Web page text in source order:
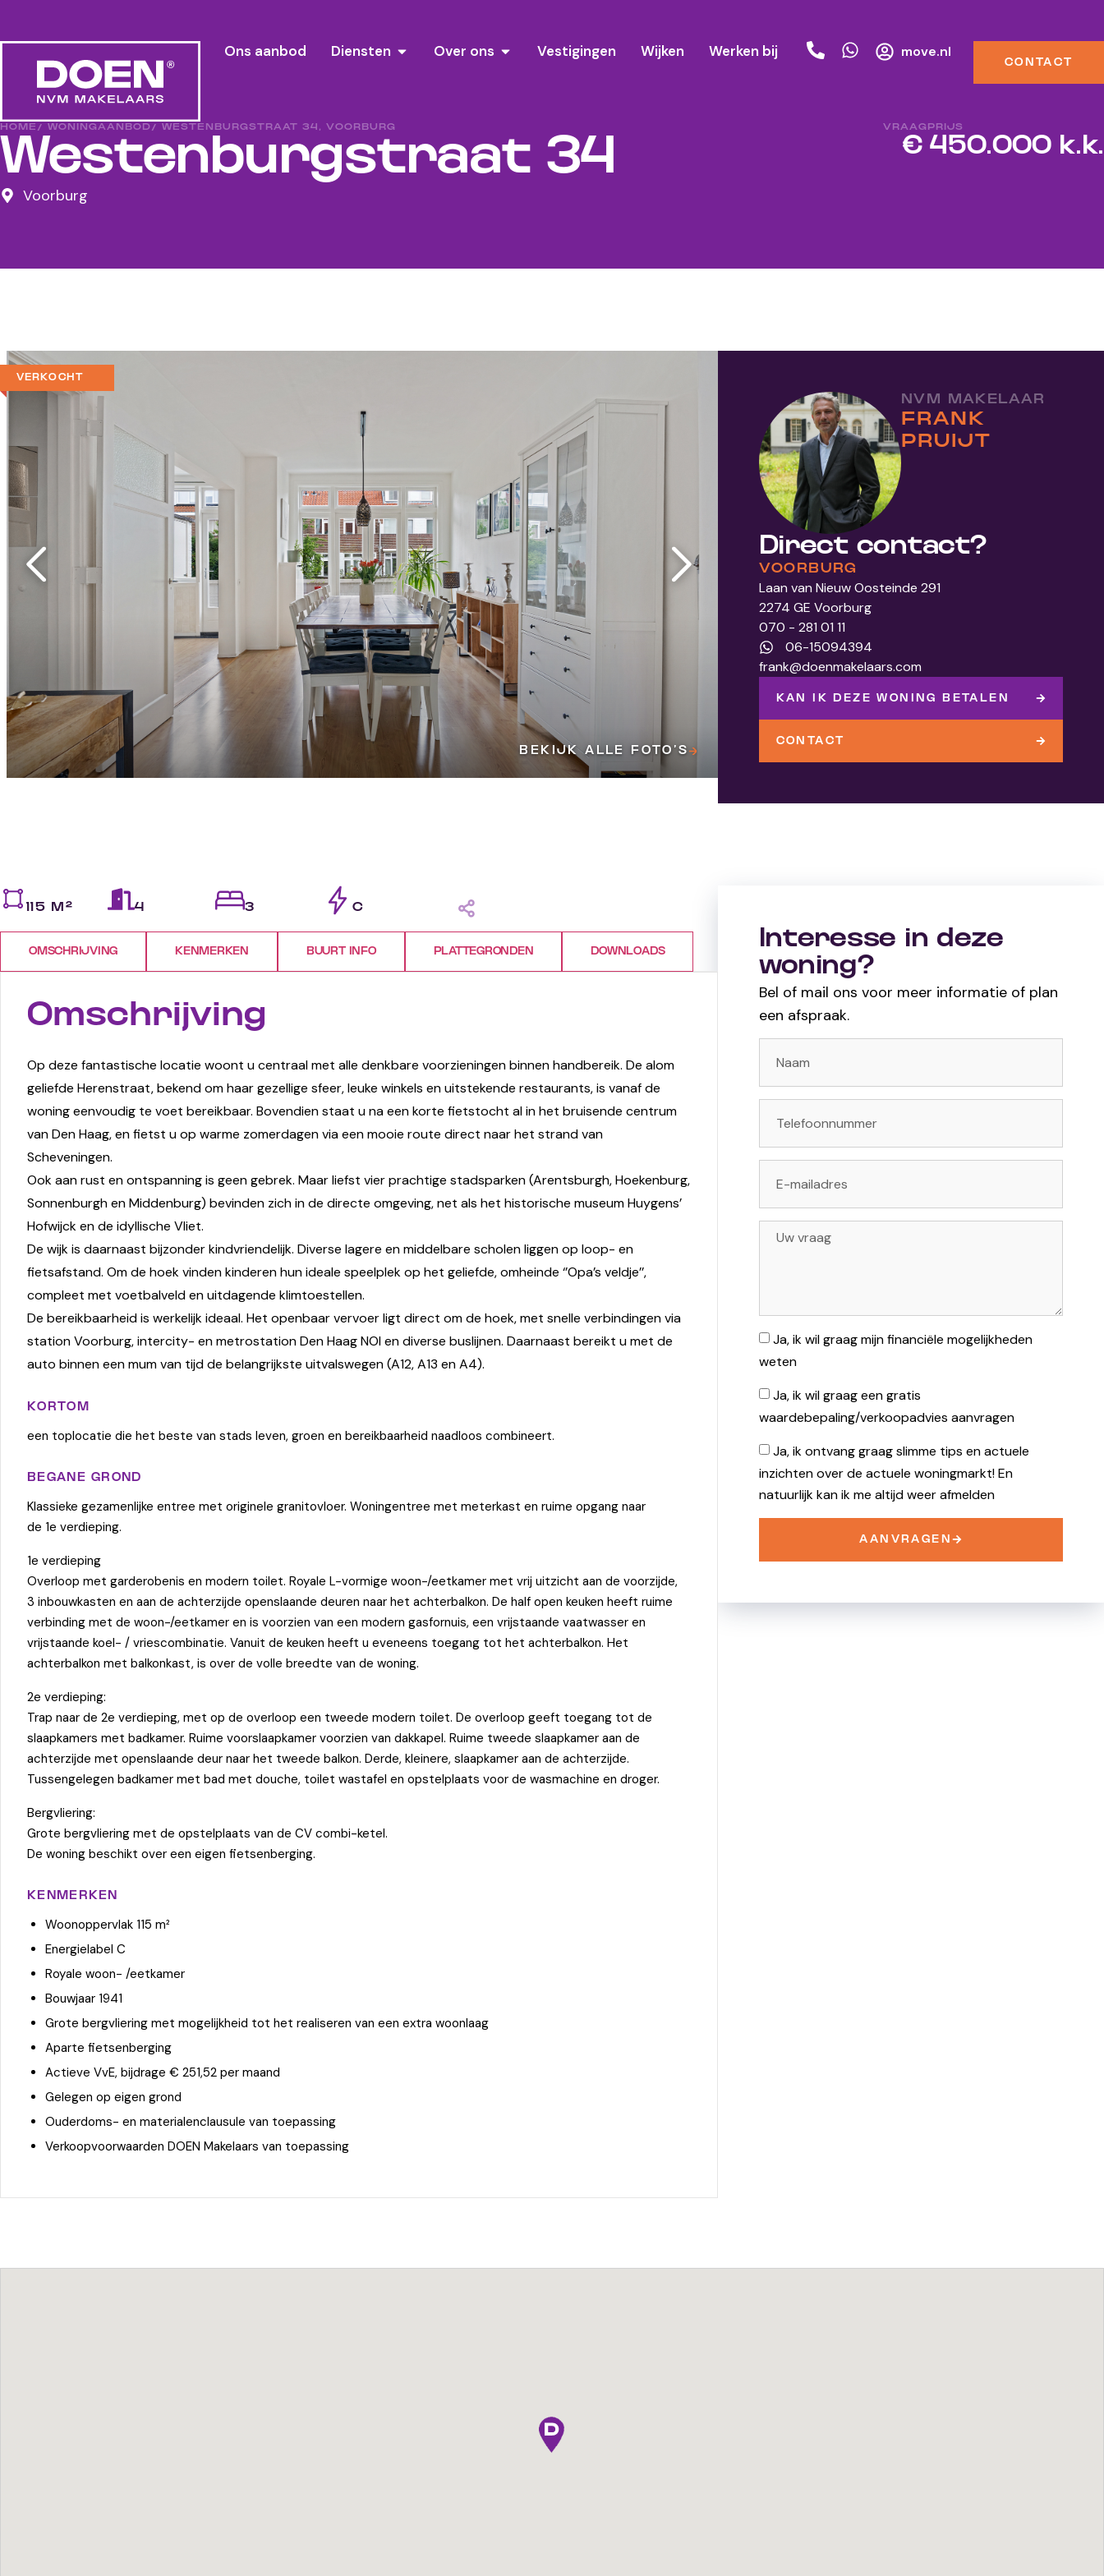
Ons aanbod Diensten Over ons Vestigingen Wijken Werken bij move.nl
CONTACT
HOME / WONINGAANBOD / WESTENBURGSTRAAT 34, VOORBURG
Westenburgstraat 34
Voorburg
VRAAGPRIJS
€ 450.000 k.k.
VERKOCHT
BEKIJK ALLE FOTO’S
NVM MAKELAAR
FRANK
PRUIJT
Direct contact?
VOORBURG
Laan van Nieuw Oosteinde 291
2274 GE Voorburg
070 - 281 01 11
06-15094394
frank@doenmakelaars.com
KAN IK DEZE WONING BETALEN
CONTACT
115 M² 4 3 C
OMSCHRIJVING KENMERKEN BUURT INFO PLATTEGRONDEN DOWNLOADS
Omschrijving
Op deze fantastische locatie woont u centraal met alle denkbare voorzieningen binnen handbereik. De alom
geliefde Herenstraat, bekend om haar gezellige sfeer, leuke winkels en uitstekende restaurants, is vanaf de
woning eenvoudig te voet bereikbaar. Bovendien staat u na een korte fietstocht al in het bruisende centrum
van Den Haag, en fietst u op warme zomerdagen via een mooie route direct naar het strand van
Scheveningen.
Ook aan rust en ontspanning is geen gebrek. Maar liefst vier prachtige stadsparken (Arentsburgh, Hoekenburg,
Sonnenburgh en Middenburg) bevinden zich in de directe omgeving, net als het historische museum Huygens’
Hofwijck en de idyllische Vliet.
De wijk is daarnaast bijzonder kindvriendelijk. Diverse lagere en middelbare scholen liggen op loop- en
fietsafstand. Om de hoek vinden kinderen hun ideale speelplek op het geliefde, omheinde ‘’Opa’s veldje’’,
compleet met voetbalveld en uitdagende klimtoestellen.
De bereikbaarheid is werkelijk ideaal. Het openbaar vervoer ligt direct om de hoek, met snelle verbindingen via
station Voorburg, intercity- en metrostation Den Haag NOI en diverse buslijnen. Daarnaast bereikt u met de
auto binnen een mum van tijd de belangrijkste uitvalswegen (A12, A13 en A4).
KORTOM
een toplocatie die het beste van stads leven, groen en bereikbaarheid naadloos combineert.
BEGANE GROND
Klassieke gezamenlijke entree met originele granitovloer. Woningentree met meterkast en ruime opgang naar
de 1e verdieping.
1e verdieping
Overloop met garderobenis en modern toilet. Royale L-vormige woon-/eetkamer met vrij uitzicht aan de voorzijde,
3 inbouwkasten en aan de achterzijde openslaande deuren naar het achterbalkon. De half open keuken heeft ruime
verbinding met de woon-/eetkamer en is voorzien van een modern gasfornuis, een vrijstaande vaatwasser en
vrijstaande koel- / vriescombinatie. Vanuit de keuken heeft u eveneens toegang tot het achterbalkon. Het
achterbalkon met balkonkast, is over de volle breedte van de woning.
2e verdieping:
Trap naar de 2e verdieping, met op de overloop een tweede modern toilet. De overloop geeft toegang tot de
slaapkamers met badkamer. Ruime voorslaapkamer voorzien van dakkapel. Ruime tweede slaapkamer aan de
achterzijde met openslaande deur naar het tweede balkon. Derde, kleinere, slaapkamer aan de achterzijde.
Tussengelegen badkamer met bad met douche, toilet wastafel en opstelplaats voor de wasmachine en droger.
Bergvliering:
Grote bergvliering met de opstelplaats van de CV combi-ketel.
De woning beschikt over een eigen fietsenberging.
KENMERKEN
Woonoppervlak 115 m²
Energielabel C
Royale woon- /eetkamer
Bouwjaar 1941
Grote bergvliering met mogelijkheid tot het realiseren van een extra woonlaag
Aparte fietsenberging
Actieve VvE, bijdrage € 251,52 per maand
Gelegen op eigen grond
Ouderdoms- en materialenclausule van toepassing
Verkoopvoorwaarden DOEN Makelaars van toepassing
Interesse in deze
woning?
Bel of mail ons voor meer informatie of plan
een afspraak.
Ja, ik wil graag mijn financiële mogelijkheden
weten
Ja, ik wil graag een gratis
waardebepaling/verkoopadvies aanvragen
Ja, ik ontvang graag slimme tips en actuele
inzichten over de actuele woningmarkt! En
natuurlijk kan ik me altijd weer afmelden
AANVRAGEN